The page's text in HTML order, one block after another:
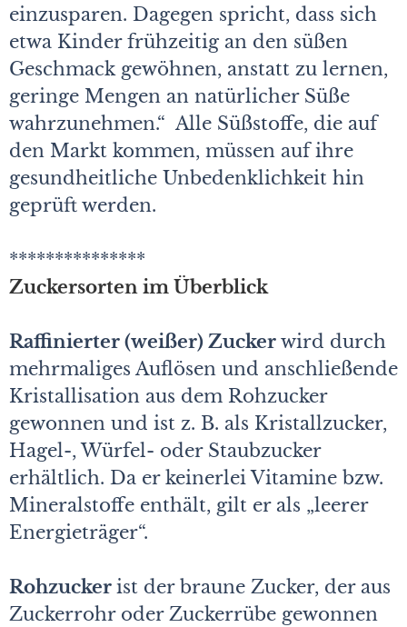
einzusparen. Dagegen spricht, dass sich
etwa Kinder frühzeitig an den süßen
Geschmack gewöhnen, anstatt zu lernen,
geringe Mengen an natürlicher Süße
wahrzunehmen.“ Alle Süßstoffe, die auf
den Markt kommen, müssen auf ihre
gesundheitliche Unbedenklichkeit hin
geprüft werden.
***************
Zuckersorten im Überblick
Raffinierter (weißer) Zucker wird durch
mehrmaliges Auflösen und anschließende
Kristallisation aus dem Rohzucker
gewonnen und ist z. B. als Kristallzucker,
Hagel-, Würfel- oder Staubzucker
erhältlich. Da er keinerlei Vitamine bzw.
Mineralstoffe enthält, gilt er als „leerer
Energieträger“.
Rohzucker ist der braune Zucker, der aus
Zuckerrohr oder Zuckerrübe gewonnen